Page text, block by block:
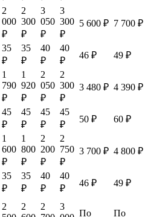
2
000
₽
2
300
₽
3
050
₽
3
300
₽
5 600 ₽ 7 700 ₽
35
₽
35
₽
40
₽
40
₽
46 ₽ 49 ₽
1
790
₽
1
920
₽
2
050
₽
2
300
₽
3 480 ₽ 4 390 ₽
45
₽
45
₽
45
₽
45
₽
50 ₽ 60 ₽
1
600
₽
1
800
₽
2
200
₽
2
750
₽
3 700 ₽ 4 800 ₽
35
₽
35
₽
40
₽
40
₽
46 ₽
49 ₽
2
2
2
3
По
По